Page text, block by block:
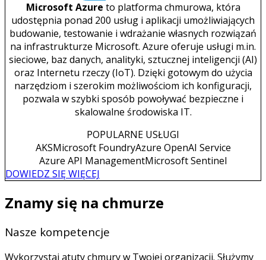
Microsoft Azure to platforma chmurowa, która
udostępnia ponad 200 usług i aplikacji umożliwiających
budowanie, testowanie i wdrażanie własnych rozwiązań
na infrastrukturze Microsoft. Azure oferuje usługi m.in.
sieciowe, baz danych, analityki, sztucznej inteligencji (AI)
oraz Internetu rzeczy (IoT). Dzięki gotowym do użycia
narzędziom i szerokim możliwościom ich konfiguracji,
pozwala w szybki sposób powoływać bezpieczne i
skalowalne środowiska IT.
POPULARNE USŁUGI
AKSMicrosoft FoundryAzure OpenAI Service
Azure API ManagementMicrosoft Sentinel
DOWIEDZ SIĘ WIĘCEJ
Znamy się na chmurze
Nasze kompetencje
Wykorzystaj atuty chmury w Twojej organizacji. Służymy